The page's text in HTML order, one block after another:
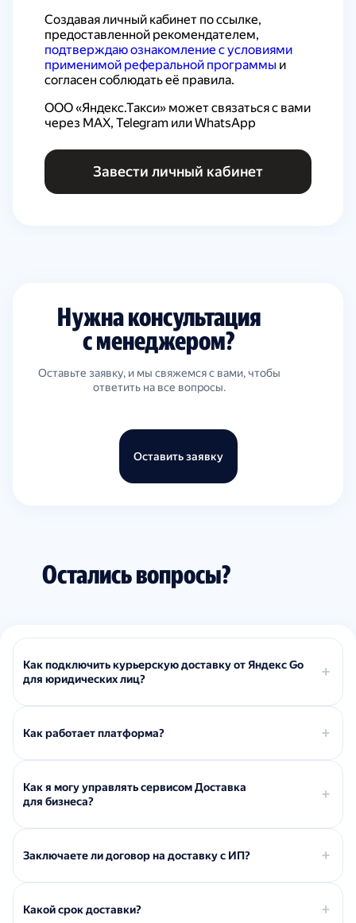
Создавая личный кабинет по ссылке,
подтверждаю ознакомление с условиями
применимой реферальной программы и
согласен соблюдать её правила.
ООО «Яндекс.Такси» может связаться с вами
через MAX, Telegram или WhatsApp
Завести личный кабинет
Нужна консультация
с менеджером?
Оставьте заявку, и мы свяжемся с вами, чтобы
ответить на все вопросы.
Оставить заявку
Остались вопросы?
Как подключить курьерскую доставку от Яндекс Go
для юридических лиц?
Как работает платформа?
Как я могу управлять сервисом Доставка
для бизнеса?
Заключаете ли договор на доставку с ИП?
Какой срок доставки?